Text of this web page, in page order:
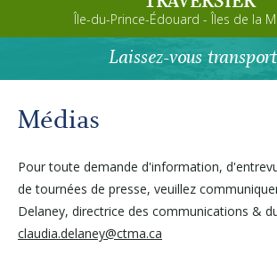
À propos
Carrières
Planifiez votre voyage
Avant de partir
Autres services
Île-du-Prince-Édouard - Îles de la
Laissez-vous
Médias
Pour toute demande d'information,
de tournées de presse, veuillez
Delaney, directrice des communications &
claudia.delaney@ctma.ca